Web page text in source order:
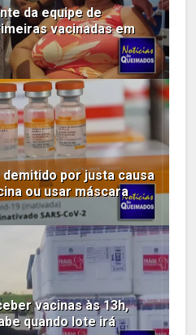
da equipe de
vacinadas em
por justa causa
ou usar máscara
vacinas às 13h,
quando lote irá